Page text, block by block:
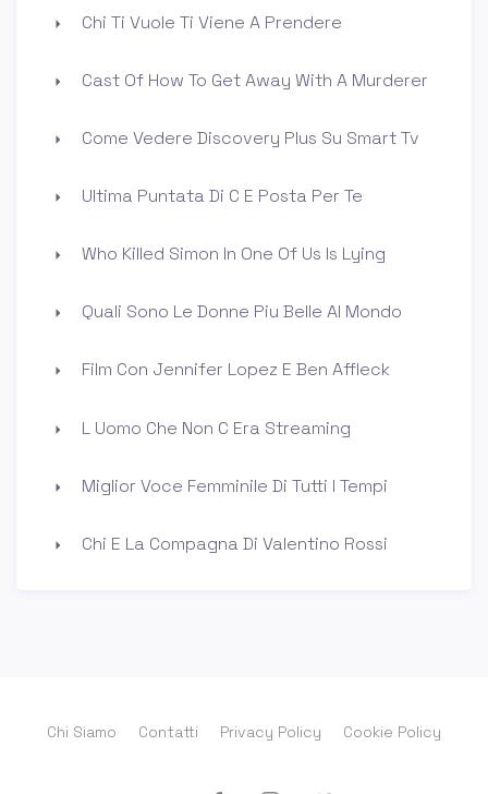
Chi Ti Vuole Ti Viene A Prendere
Cast Of How To Get Away With A Murderer
Come Vedere Discovery Plus Su Smart Tv
Ultima Puntata Di C E Posta Per Te
Who Killed Simon In One Of Us Is Lying
Quali Sono Le Donne Piu Belle Al Mondo
Film Con Jennifer Lopez E Ben Affleck
L Uomo Che Non C Era Streaming
Miglior Voce Femminile Di Tutti I Tempi
Chi E La Compagna Di Valentino Rossi
Chi Siamo Contatti Privacy Policy Cookie Policy